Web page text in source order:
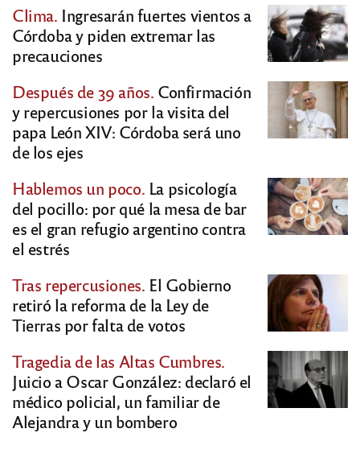
Clima. Ingresarán fuertes vientos a
Córdoba y piden extremar las
precauciones
Después de 39 años. Confirmación
y repercusiones por la visita del
papa León XIV: Córdoba será uno
de los ejes
Hablemos un poco. La psicología
del pocillo: por qué la mesa de bar
es el gran refugio argentino contra
el estrés
Tras repercusiones. El Gobierno
retiró la reforma de la Ley de
Tierras por falta de votos
Tragedia de las Altas Cumbres.
Juicio a Oscar González: declaró el
médico policial, un familiar de
Alejandra y un bombero